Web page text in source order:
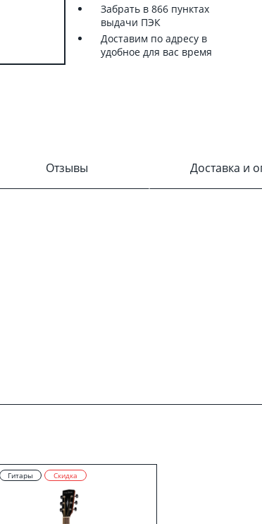
Забрать в 866 пунктах
выдачи ПЭК
Доставим по адресу в
удобное для вас время
Отзывы Доставка и
Гитары Скидка